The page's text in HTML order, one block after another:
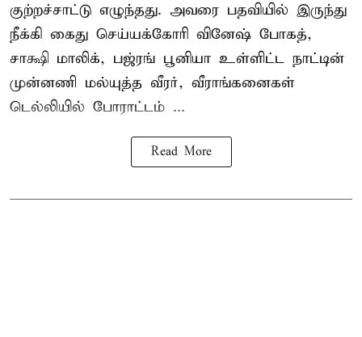
குற்றச்சாட்டு எழுந்தது. அவரை பதவியில் இருந்து
நீக்கி கைது செய்யக்கோரி வினேஷ் போகத்,
சாக்ஷி மாலிக், பஜ்ரங் பூனியா உள்ளிட்ட நாட்டின்
முன்னணி மல்யுத்த வீரர், வீராங்கனைகள்
டெல்லியில் போராட்டம் ...
Read More